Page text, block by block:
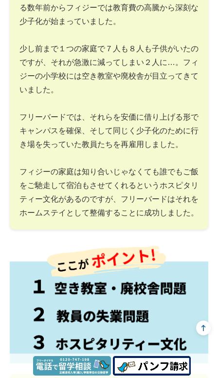
る数年前からフィジーでは教育費の高騰から深刻な
少子化が始まっていました。
少し前まで１つの家庭で７人も８人も子供がいたの
ですが、それが急激に減ってしまい２人に…。フィ
ジーの小学校には空き教室や廃校舎が目立ってきて
いました。
フリーバードでは、それらを安価に借り上げる形で
キャンパスを確保、そして同じく少子化のために行
き場を失っていた教員たちを再雇用しました。
フィジーの家庭は知り合いじゃなくても誰でもご飯
をご馳走して宿泊もさせてくれるというホスピタリ
ティー文化があるのですが、フリーバードはそれを
ホームステイとして整備することに成功しました。